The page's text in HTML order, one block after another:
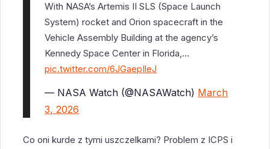
With NASA’s Artemis II SLS (Space Launch
System) rocket and Orion spacecraft in the
Vehicle Assembly Building at the agency’s
Kennedy Space Center in Florida,…
pic.twitter.com/6JGaepIleJ
— NASA Watch (@NASAWatch) March
3, 2026
Co oni kurde z tymi uszczelkami? Problem z ICPS i